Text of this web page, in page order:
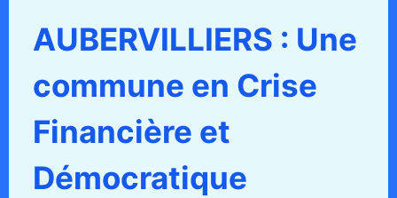
AUBERVILLIERS : Une
commune en Crise
Financière et
Démocratique